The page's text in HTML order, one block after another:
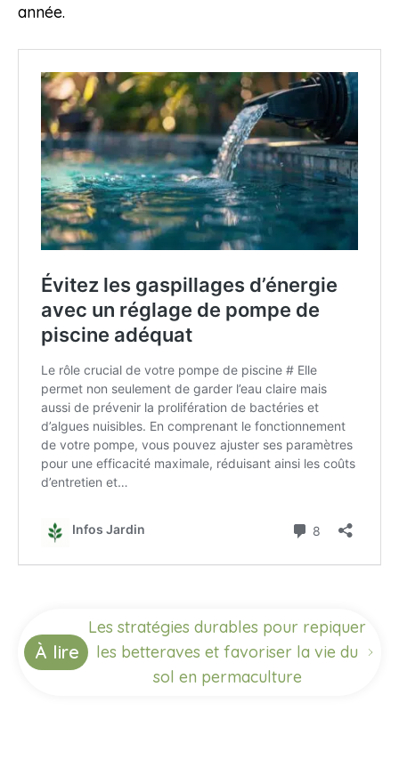
année.
À lire
Les stratégies durables pour repiquer
les betteraves et favoriser la vie du
sol en permaculture